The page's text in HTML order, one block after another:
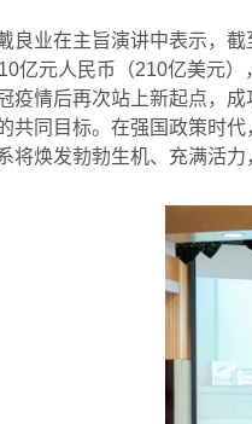
良业在主旨演讲中表示，截
亿元人民币（210亿美元）
疫情后再次站上新起点，成
共同目标。在强国政策时
将焕发勃勃生机、充满活力